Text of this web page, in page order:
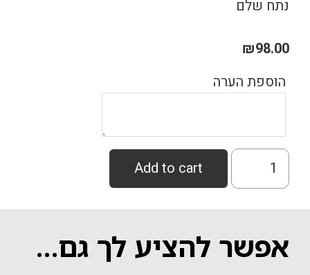
נתח שלם
₪98.00
הוספת הערה
צלי
פילה
Add to cart
אפשר להציע לך גם…